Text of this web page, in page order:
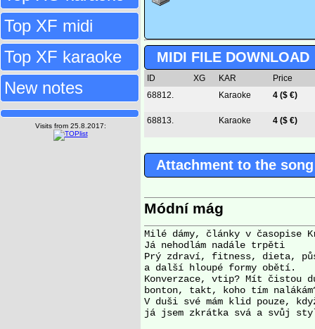
Top XF midi
Top XF karaoke
New notes
Visits from 25.8.2017:
MIDI FILE DOWNLOAD
ID XG KAR
Price
68812.
Karaoke 4 ($ €)
68813. Karaoke 4 ($ €)
Attachment to the song
Módní mág
Milé dámy, články v časopise
Já nehodlám nadále trpěti
Prý zdraví, fitness, dieta,
a další hloupé formy obětí.
Konverzace, vtip? Mít čistou
bonton, takt, koho tím
V duši své mám klid pouze,
já jsem zkrátka svá a svůj styl